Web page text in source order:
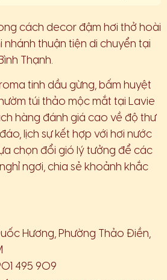
cách decor đậm hơi thở hoài
nhánh thuận tiện di chuyển tại
Thạnh.
tinh dầu gừng, bấm huyệt
túi thảo mộc mắt tại Lavie
hàng đánh giá cao về độ thư
lịch sự kết hợp với hơi nước
chọn đổi gió lý tưởng để các
ngơi, chia sẻ khoảnh khắc
Hương, Phường Thảo Điền,
495 909